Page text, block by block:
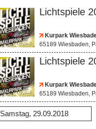
Lichtspiele
Kurpark
65189 Wiesbaden,
Lichtspiele
Kurpark
65189 Wiesbaden,
Samstag, 29.09.2018